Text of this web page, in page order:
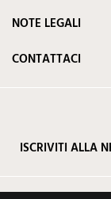
NOTE LEGALI
CONTATTACI
ISCRIVITI ALLA